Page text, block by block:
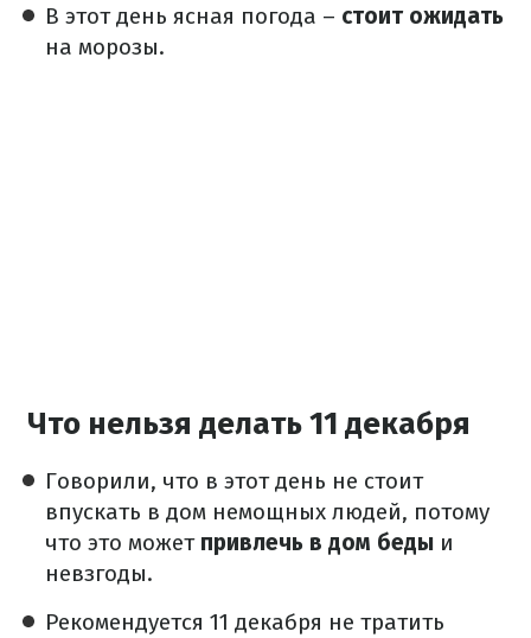
В этот день ясная погода – стоит ожидать
на морозы.
Что нельзя делать 11 декабря
Говорили, что в этот день не стоит
впускать в дом немощных людей, потому
что это можетпривлечь в дом беды и
невзгоды.
Рекомендуется 11 декабря не тратить